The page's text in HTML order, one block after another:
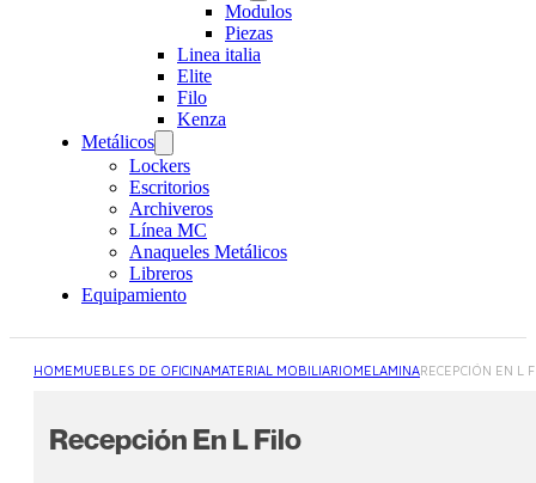
Modulos
Piezas
Linea italia
Elite
Filo
Kenza
Metálicos
Lockers
Escritorios
Archiveros
Línea MC
Anaqueles Metálicos
Libreros
Equipamiento
HOMEMUEBLES DE OFICINAMATERIAL MOBILIARIOMELAMINARECEPCIÓN EN L
Recepción En L Filo